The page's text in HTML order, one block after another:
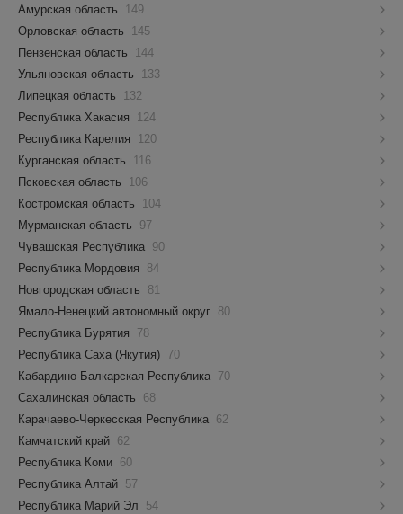
Амурская область
149
Орловская область
145
Пензенская область
144
Ульяновская область
133
Липецкая область
132
Республика Хакасия
124
Республика Карелия
120
Курганская область
116
Псковская область
106
Костромская область
104
Мурманская область
97
Чувашская Республика 90
Республика Мордовия
84
Новгородская область
81
Ямало-Ненецкий автономный округ 80
Республика Бурятия
78
Республика Саха (Якутия) 70
Кабардино-Балкарская Республика 70
Сахалинская область
68
Карачаево-Черкесская Республика 62
Камчатский край 62
Республика Коми 60
Республика Алтай 57
Республика Марий Эл
54